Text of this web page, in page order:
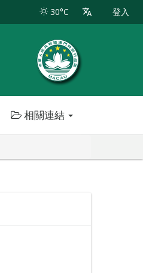
30°C 登入
相關連結